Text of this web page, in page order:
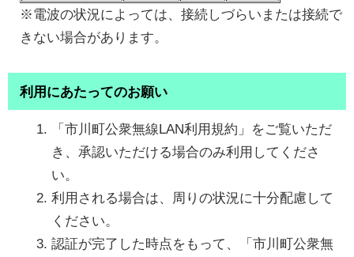
※電波の状況によっては、接続しづらいまたは接続で
きない場合があります。
利用にあたってのお願い
「市川町公衆無線LAN利用規約」をご覧いただ
き、承認いただける場合のみ利用してくださ
い。
利用される場合は、周りの状況に十分配慮して
ください。
認証が完了した時点をもって、「市川町公衆無